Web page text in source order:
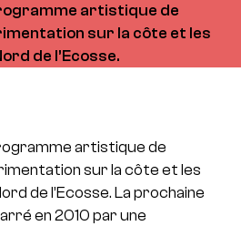
artistique de
sur la côte et les
de l’Ecosse.
artistique de
sur la côte et les
de l’Ecosse. La prochaine
en 2010 par une